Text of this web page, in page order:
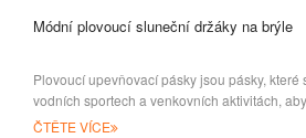
Módní plovoucí sluneční držáky na brýle
Plovoucí upevňovací pásky jsou pásky, které
vodních sportech a venkovních aktivitách,
klíčenkám
ČTĚTE VÍCE